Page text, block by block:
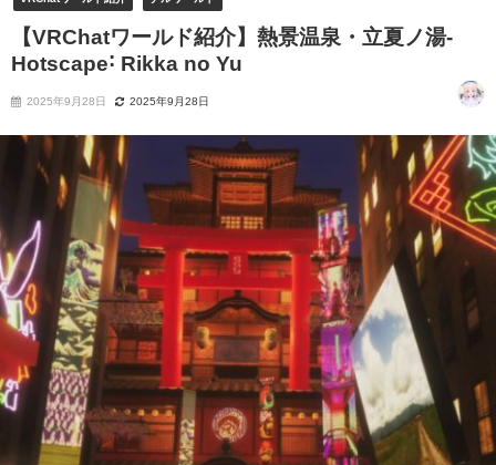
【VRChatワールド紹介】熱景温泉・立夏ノ湯-
Hotscape˸ Rikka no Yu
2025年9月28日 2025年9月28日